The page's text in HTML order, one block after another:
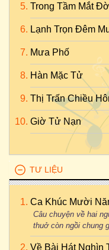
Trong Tầm Mắt
Lạnh Trọn Đêm
Mưa Phố
Hàn Mặc Tử
Thị Trấn Chiều
Giờ Tử Nạn
TƯ LIỆU
Ca Khúc Mười
Câu chuyện về hai
thuở còn ngồi chung
Về Bài Hát Nghìn